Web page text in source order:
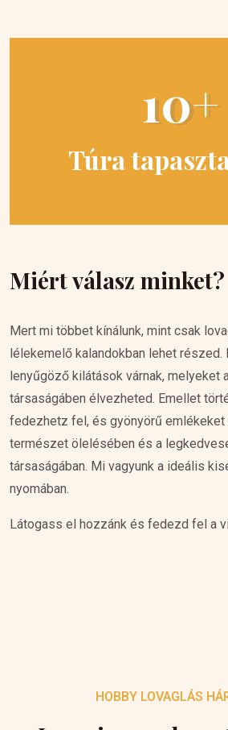
10+
Túra
Miért válasz minket?
Mert mi többet kínálunk, mint csak
lélekemelő kalandokban lehet részed.
lenyűgöző kilátások várnak, melyeket
társaságáben élvezheted. Emellet
fedezhetz fel, és gyönyörű
természet ölelésében és a
társaságában. Mi vagyunk a ideális
nyomában.
Látogass el hozzánk és fedezd fel a
HOBBY LOVAGLÁS